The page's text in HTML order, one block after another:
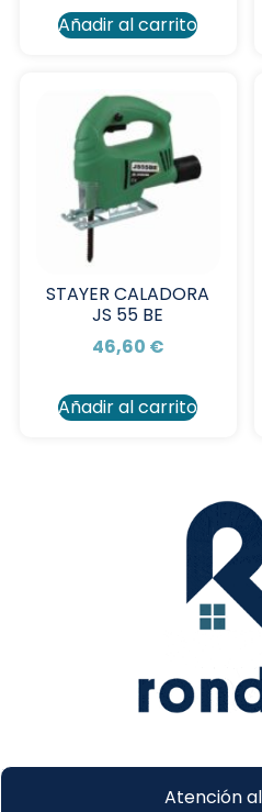
Añadir al carrito
STAYER CALADORA
JS 55 BE
46,60 €
Añadir al carrito
Atención